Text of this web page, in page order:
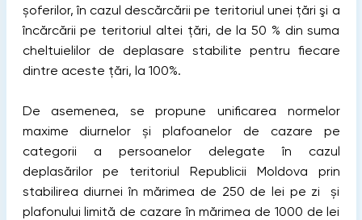
șoferilor, în cazul descărcării pe teritoriul unei ţări şi a
încărcării pe teritoriul altei ţări, de la 50 % din suma
cheltuielilor de deplasare stabilite pentru fiecare
dintre aceste ţări, la 100%.
De asemenea, se propune unificarea normelor
maxime diurnelor și plafoanelor de cazare pe
categorii a persoanelor delegate în cazul
deplasărilor pe teritoriul Republicii Moldova prin
stabilirea diurnei în mărimea de 250 de lei pe zi și
plafonului limită de cazare în mărimea de 1000 de lei